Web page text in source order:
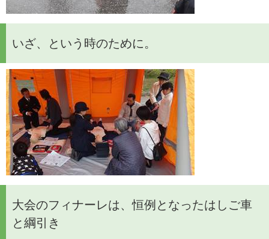
いざ、という時のために。
大会のフィナーレは、恒例となったはしご車
と綱引き